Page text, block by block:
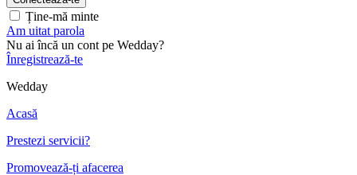
Ține-mă minte
Am uitat parola
Nu ai încă un cont pe Wedday?
Înregistrează-te
Wedday
Acasă
Prestezi servicii?
Promovează-ți afacerea